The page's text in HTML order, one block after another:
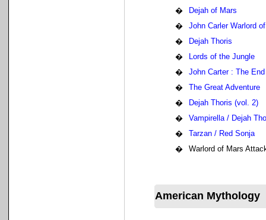
�
Dejah of Mars
�
John Carler Warlord
�
Dejah Thoris
�
Lords of the Jungle
�
John Carter : The End
�
The Great Adventure
�
Dejah Thoris (vol. 2)
�
Vampirella / Dejah
�
Tarzan / Red Sonja
�
Warlord of Mars
American Mythology